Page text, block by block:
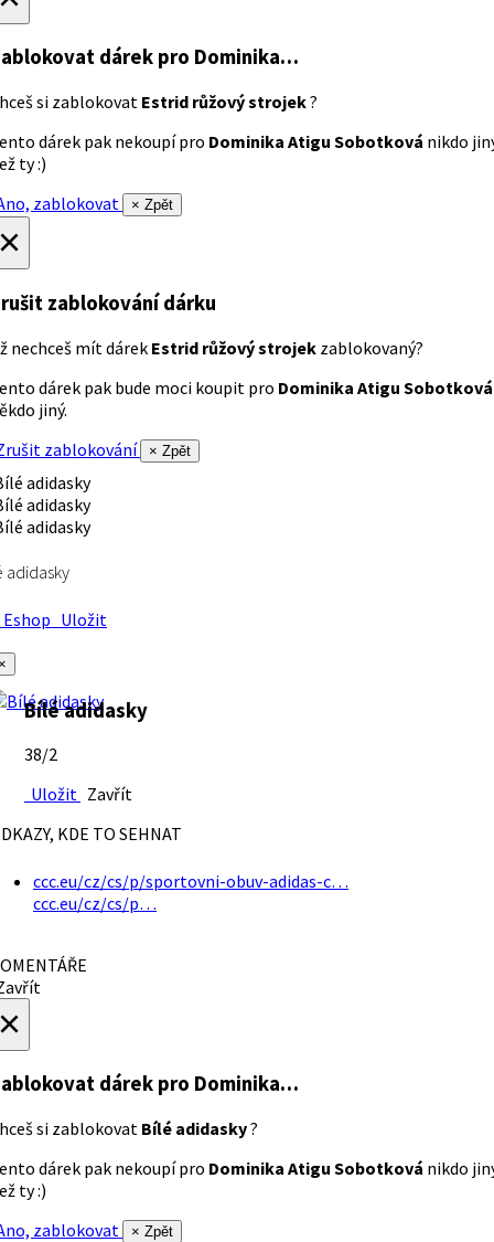
dárek pro Dominika…
si zablokovat Estrid růžový strojek?
dárek pak nekoupí pro Dominika Atigu Sobotková nikdo
ty :)
zablokovat
× Zpět
zablokování dárku
nechceš mít dárek Estrid růžový strojek zablokovaný?
dárek pak bude moci koupit pro Dominika Atigu Sobotková
jiný.
zablokování
× Zpět
adidasky
Uložit
Bílé adidasky
38/2
Uložit Zavřít
KDE TO SEHNAT
ccc.eu/cz/cs/p/sportovni-obuv-adidas-c…
ccc.eu/cz/cs/p…
dárek pro Dominika…
si zablokovat Bílé adidasky?
dárek pak nekoupí pro Dominika Atigu Sobotková nikdo
ty :)
zablokovat
× Zpět